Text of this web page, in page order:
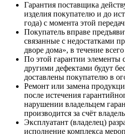
Гарантия поставщика
изделия покупателю и до
года) с момента этой
Покупатель вправе
связанные с недостатками
дворе дома», в течение
По этой гарантии элементы
другими дефектами будут
доставлены покупателю в
Ремонт или замена
после истечения
нарушении владельцем
производится за счёт
Эксплуатант (владелец)
исполнение комплекса